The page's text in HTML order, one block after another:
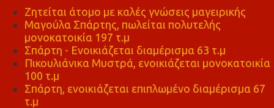
Ζητείται άτομο με καλές γνώσεις μαγειρικής
Μαγούλα Σπάρτης, πωλείται πολυτελής
μονοκατοικία 197 τ.μ
Σπάρτη - Ενοικιάζεται διαμέρισμα 63 τ.μ
Πικουλιάνικα Μυστρά, ενοικιάζεται μονοκατοικία
100 τ.μ
Σπάρτη, ενοικιάζεται επιπλωμένο διαμέρισμα 67
τ.μ